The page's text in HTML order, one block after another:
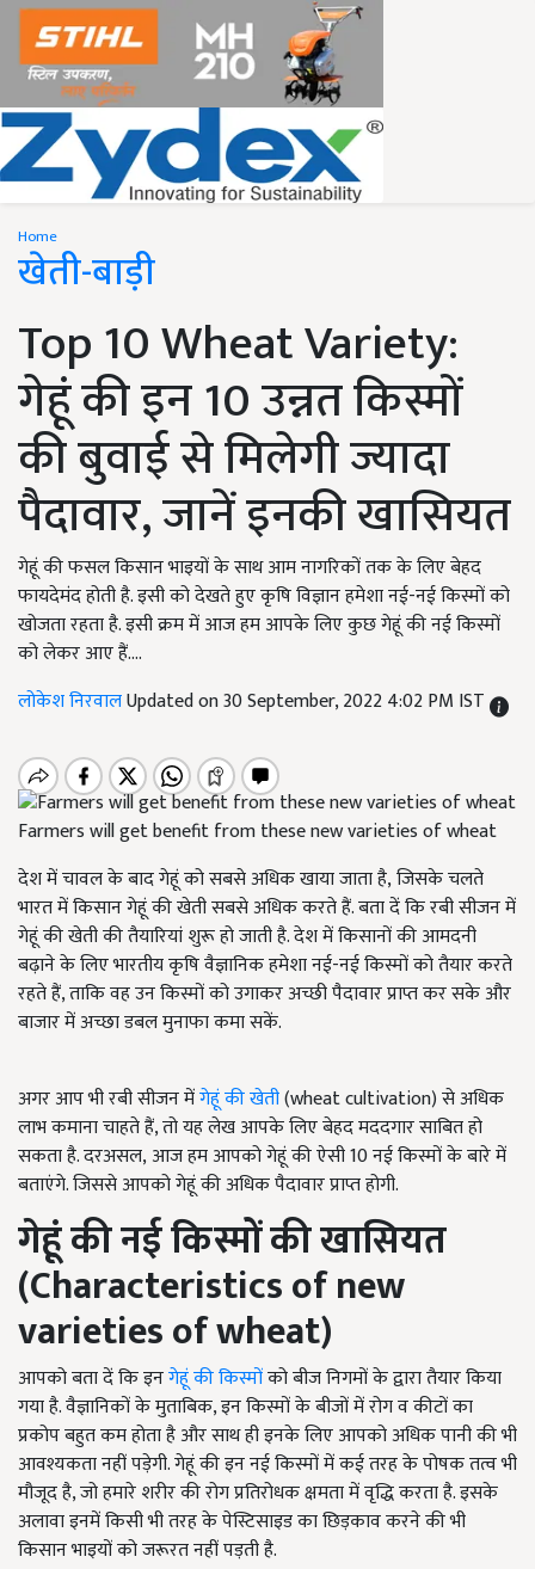
Home
खेती-बाड़ी
Top 10 Wheat Variety:
गेहूं की इन 10 उन्नत किस्मों
की बुवाई से मिलेगी ज्यादा
पैदावार, जानें इनकी खासियत
गेहूं की फसल किसान भाइयों के साथ आम नागरिकों तक के लिए बेहद
फायदेमंद होती है. इसी को देखते हुए कृषि विज्ञान हमेशा नई-नई किस्मों को
खोजता रहता है. इसी क्रम में आज हम आपके लिए कुछ गेहूं की नई किस्मों
को लेकर आए हैं....
लोकेश निरवालUpdated on 30 September, 2022 4:02 PM IST
Farmers will get benefit from these new varieties of wheat
देश में चावल के बाद गेहूं को सबसे अधिक खाया जाता है, जिसके चलते
भारत में किसान गेहूं की खेती सबसे अधिक करते हैं. बता दें कि रबी सीजन में
गेहूं की खेती की तैयारियां शुरू हो जाती है. देश में किसानों की आमदनी
बढ़ाने के लिए भारतीय कृषि वैज्ञानिक हमेशा नई-नई किस्मों को तैयार करते
रहते हैं, ताकि वह उन किस्मों को उगाकर अच्छी पैदावार प्राप्त कर सके और
बाजार में अच्छा डबल मुनाफा कमा सकें.
अगर आप भी रबी सीजन मेंगेहूं की खेती(wheat cultivation) से अधिक
लाभ कमाना चाहते हैं, तो यह लेख आपके लिए बेहद मददगार साबित हो
सकता है. दरअसल, आज हम आपको गेहूं की ऐसी 10 नई किस्मों के बारे में
बताएंगे. जिससे आपको गेहूं की अधिक पैदावार प्राप्त होगी.
गेहूं की नई किस्मों की खासियत
(Characteristics of new
varieties of wheat)
आपको बता दें कि इनगेहूं की किस्मोंको बीज निगमों के द्वारा तैयार किया
गया है. वैज्ञानिकों के मुताबिक, इन किस्मों के बीजों में रोग व कीटों का
प्रकोप बहुत कम होता है और साथ ही इनके लिए आपको अधिक पानी की भी
आवश्यकता नहीं पड़ेगी. गेहूं की इन नई किस्मों में कई तरह के पोषक तत्व भी
मौजूद है, जो हमारे शरीर की रोग प्रतिरोधक क्षमता में वृद्धि करता है. इसके
अलावा इनमें किसी भी तरह के पेस्टिसाइड का छिड़काव करने की भी
किसान भाइयों को जरूरत नहीं पड़ती है.